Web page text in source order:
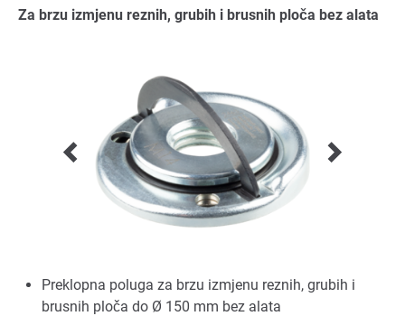
Za brzu izmjenu reznih, grubih i brusnih ploča bez alata
Preklopna poluga za brzu izmjenu reznih, grubih i
brusnih ploča do Ø 150 mm bez alata